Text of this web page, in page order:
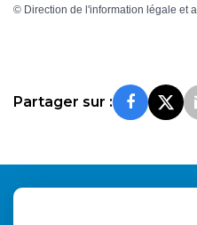
© Direction de l'information légale et
Partager sur :